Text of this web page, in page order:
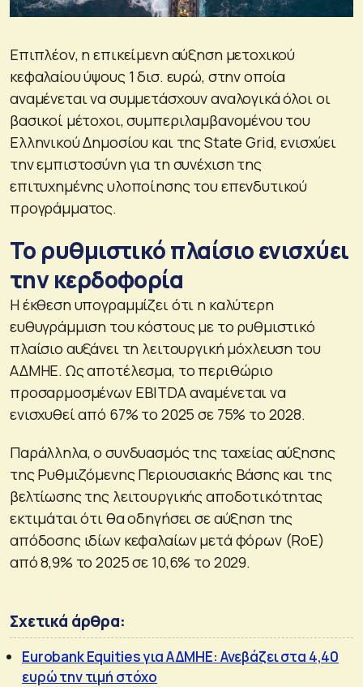
Επιπλέον, η επικείμενη αύξηση μετοχικού
κεφαλαίου ύψους 1 δισ. ευρώ, στην οποία
αναμένεται να συμμετάσχουν αναλογικά όλοι οι
βασικοί μέτοχοι, συμπεριλαμβανομένου του
Ελληνικού Δημοσίου και της State Grid, ενισχύει
την εμπιστοσύνη για τη συνέχιση της
επιτυχημένης υλοποίησης του επενδυτικού
προγράμματος.
Το ρυθμιστικό πλαίσιο ενισχύει
την κερδοφορία
Η έκθεση υπογραμμίζει ότι η καλύτερη
ευθυγράμμιση του κόστους με το ρυθμιστικό
πλαίσιο αυξάνει τη λειτουργική μόχλευση του
ΑΔΜΗΕ. Ως αποτέλεσμα, το περιθώριο
προσαρμοσμένων EBITDA αναμένεται να
ενισχυθεί από 67% το 2025 σε 75% το 2028.
Παράλληλα, ο συνδυασμός της ταχείας αύξησης
της Ρυθμιζόμενης Περιουσιακής Βάσης και της
βελτίωσης της λειτουργικής αποδοτικότητας
εκτιμάται ότι θα οδηγήσει σε αύξηση της
απόδοσης ιδίων κεφαλαίων μετά φόρων (RoE)
από 8,9% το 2025 σε 10,6% το 2029.
Σχετικά άρθρα:
Eurobank Equities για ΑΔΜΗΕ: Ανεβάζει στα 4,40
ευρώ την τιμή στόχο